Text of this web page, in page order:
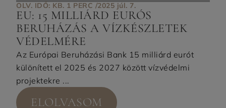
OLV. IDŐ: KB. 1 PERC /2025 júl. 7.
EU: 15 MILLIÁRD EURÓS
BERUHÁZÁS A VÍZKÉSZLETEK
VÉDELMÉRE
Az Európai Beruházási Bank 15 milliárd eurót
különített el 2025 és 2027 között vízvédelmi
projektekre ...
ELOLVASOM